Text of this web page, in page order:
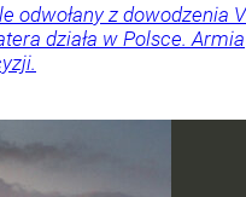
odwołany z dowodzenia V
działa w Polsce. Armia